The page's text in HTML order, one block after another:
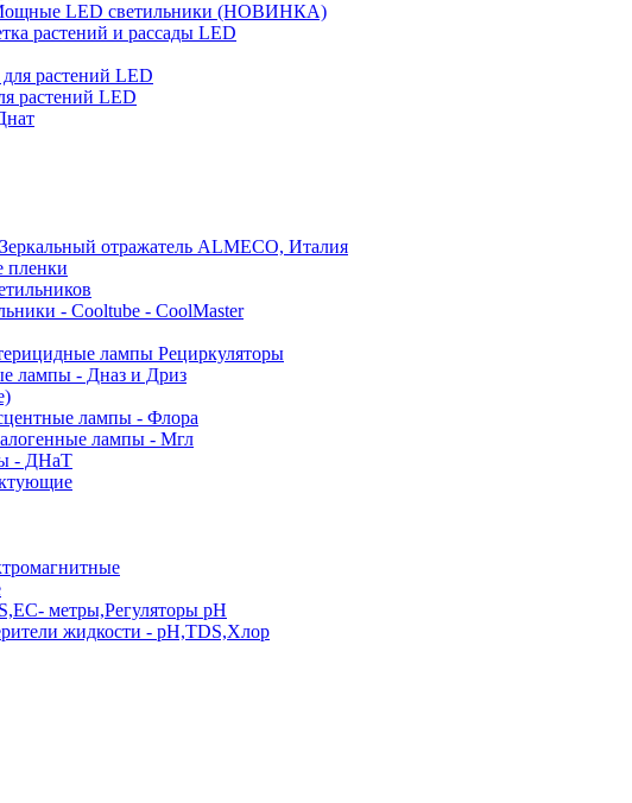
LED светильники (НОВИНКА)
растений и рассады LED
растений LED
растений LED
Зеркальный отражатель ALMECO, Италия
пленки
- Cooltube - CoolMaster
лампы Рециркуляторы
лампы - Дназ и Дриз
лампы - Флора
лампы - Мгл
- ДНаТ
метры,Регуляторы pН
жидкости - pH,TDS,Хлор